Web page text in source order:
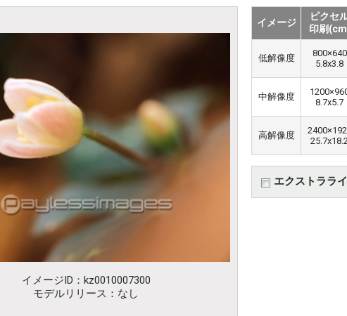
イメージID：kz0010007300
モデルリリース：なし
イメージ
ピクセ
印刷
低解像度
800×640
5.8x3.8
中解像度
8.7x5.7
高解像度
エクストララ